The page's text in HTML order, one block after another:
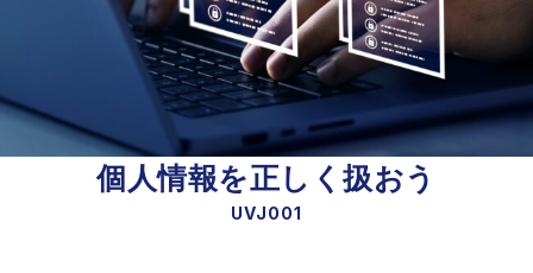
個人情報を正しく扱おう
UVJ001